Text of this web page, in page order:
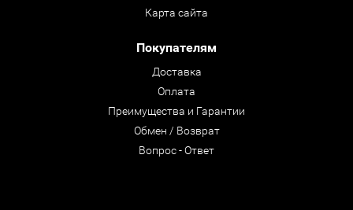
Карта сайта
Покупателям
Доставка
Оплата
Преимущества и Гарантии
Обмен / Возврат
Вопрос - Ответ